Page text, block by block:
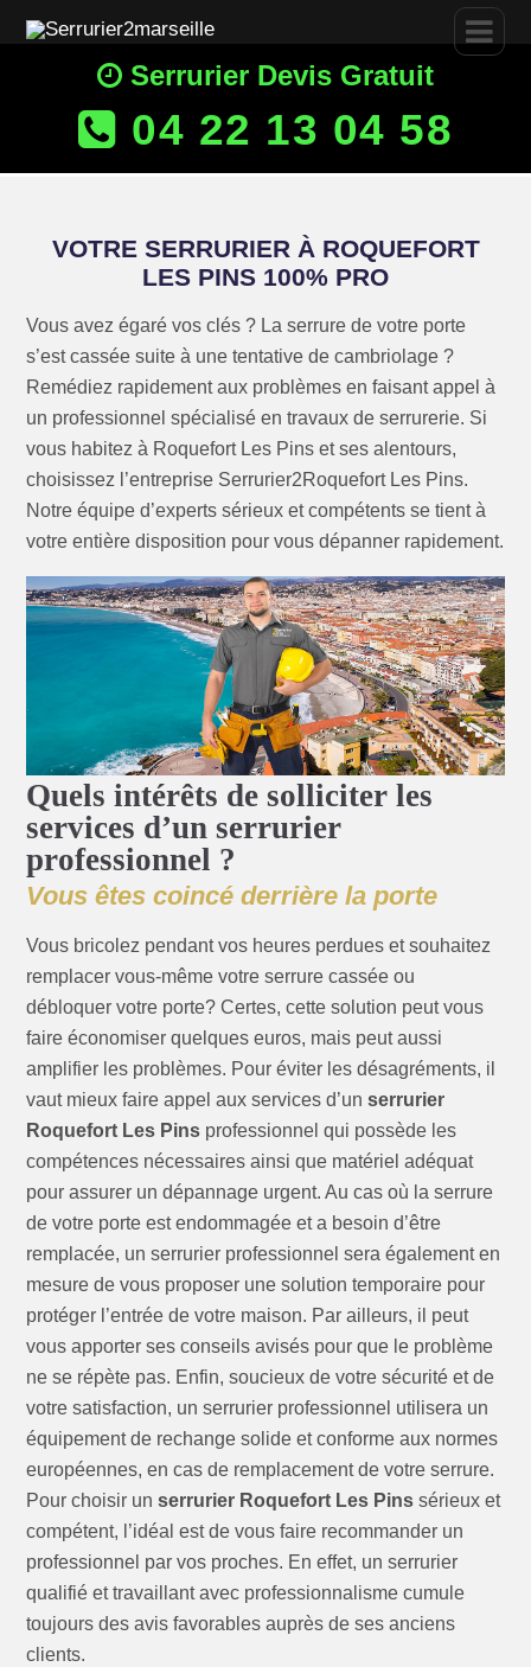
Serrurier Devis Gratuit
04 22 13 04 58
VOTRE SERRURIER À ROQUEFORT
LES PINS 100% PRO
Vous avez égaré vos clés ? La serrure de votre porte
s’est cassée suite à une tentative de cambriolage ?
Remédiez rapidement aux problèmes en faisant appel à
un professionnel spécialisé en travaux de serrurerie. Si
vous habitez à Roquefort Les Pins et ses alentours,
choisissez l’entreprise Serrurier2Roquefort Les Pins.
Notre équipe d’experts sérieux et compétents se tient à
votre entière disposition pour vous dépanner rapidement.
Quels intérêts de solliciter les
services d’un serrurier
professionnel ?
Vous êtes coincé derrière la porte
Vous bricolez pendant vos heures perdues et souhaitez
remplacer vous-même votre serrure cassée ou
débloquer votre porte? Certes, cette solution peut vous
faire économiser quelques euros, mais peut aussi
amplifier les problèmes. Pour éviter les désagréments, il
vaut mieux faire appel aux services d’unserrurier
Roquefort Les Pins professionnel qui possède les
compétences nécessaires ainsi que matériel adéquat
pour assurer un dépannage urgent. Au cas où la serrure
de votre porte est endommagée et a besoin d’être
remplacée, un serrurier professionnel sera également en
mesure de vous proposer une solution temporaire pour
protéger l’entrée de votre maison. Par ailleurs, il peut
vous apporter ses conseils avisés pour que le problème
ne se répète pas. Enfin, soucieux de votre sécurité et de
votre satisfaction, un serrurier professionnel utilisera un
équipement de rechange solide et conforme aux normes
européennes, en cas de remplacement de votre serrure.
Pour choisir unserrurier Roquefort Les Pins sérieux et
compétent, l’idéal est de vous faire recommander un
professionnel par vos proches. En effet, un serrurier
qualifié et travaillant avec professionnalisme cumule
toujours des avis favorables auprès de ses anciens
clients.